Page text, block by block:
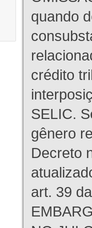
quando
crédito
SELIC.
gênero
Decreto
art. 39